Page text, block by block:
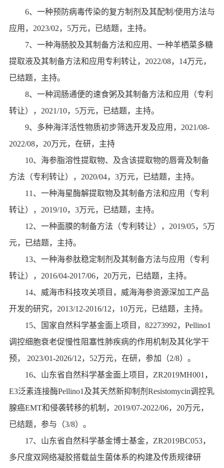
6、 一种预防病毒传染的复方制剂及其配制 /使用方法与
应用 ， 2023/02， 5万元，已结题，主持。
7、 一种海肠胶及其制备方法和应用、一种羊栖菜多糖
提取液及其制备方法和应用专利转让， 2022/08， 14万元，
已结题，主持。
8、 一种润肠通便的速食粥及其制备方法和应用
（专利
转让）， 2021/10， 5万元，已结题，主持。
9、多种海洋活性物质初步筛选开发及应用， 2021/08-
2022/08， 20万元，在研，主持
10、海参脂溶性提取物、及含该提取物的唇膏及制备
方法（专利转让）， 2020/04， 3万元，已结题，主持。
11 、一种海星酶解提取物及其制备方法和应用（专利
转让）， 2019/10， 3万元，已结题，主持。
12、一种面膜的制备方法（专利转让）， 2019/05， 5万
元，已结题，主持。
13、一种海参肽稳定制剂及其制备方法与应用（专利
转让）， 2016/04-2017/06， 20万元，已结题，主持。
14、威海市科技攻关项目，威海海参资源深加工产品
开发的研究， 2013/12-2016/12， 10万元，已结题，主持。
15、国家自然科学基金面上项目， 82273992， Pellino1
调控细胞衰老促慢性阻塞性肺疾病的作用机制及其化学干
预，
2023/01-2026/12， 52万元，在研，参加（2/8）。
16、山东省自然科学基金面上项目， ZR2019MH001 ，
E3泛素连接酶Pellino1 及其天然新抑制剂 Resistomycin调控乳
腺癌EMT和侵袭转移的机制， 2019/07-2022/06， 20万元，
已结题，参与（3/8）。
17、山东省自然科学基金博士基金， ZR2019BC053，
多尺度双网络凝胶搭载益生菌体系的构建及传质规律研